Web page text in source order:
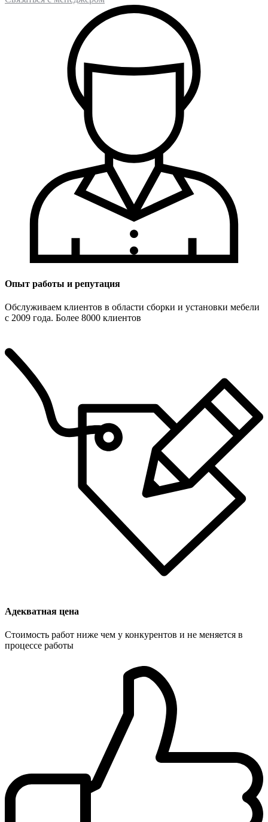
Опыт работы и репутация
Обслуживаем клиентов в области сборки и установки мебели
с 2009 года. Более 8000 клиентов
Адекватная цена
Стоимость работ ниже чем у конкурентов и не меняется в
процессе работы